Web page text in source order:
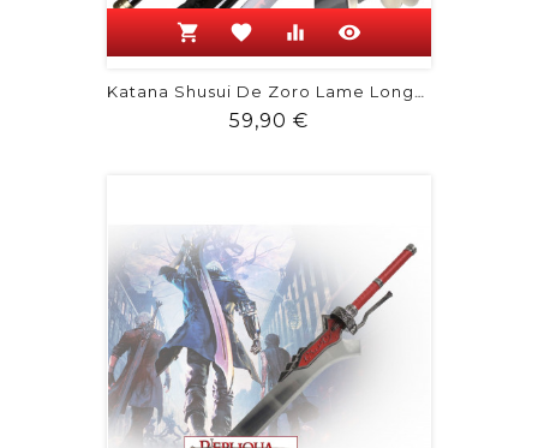
shopping_cart favorite equalizer visibility
Katana Shusui De Zoro Lame Longue -...
59,90 €